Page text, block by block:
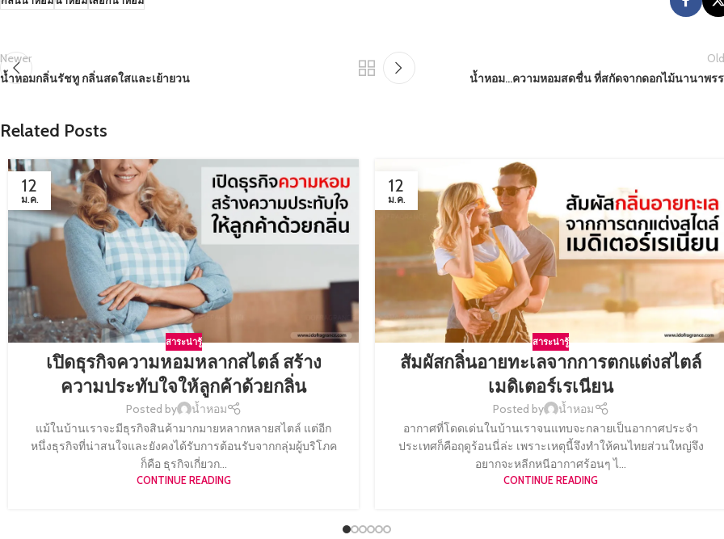
Newer
น้ำหอมกลิ่นรัชทู กลิ่นสดใสและเย้ายวน
น้ำหอม…ความหอมสดชื่น ที่สกัดจากดอกไม้นานาพร
Related Posts
12
ม.ค.
สาระน่ารู้
เปิดธุรกิจความหอมหลากสไตล์ สร้าง
ความประทับใจให้ลูกค้าด้วยกลิ่น
Posted by
น้ำหอม
แม้ในบ้านเราจะมีธุรกิจสินค้ามากมายหลากหลายสไตล์ แต่อีก
หนึ่งธุรกิจที่น่าสนใจและยังคงได้รับการต้อนรับจากกลุ่มผู้บริโภค
ก็คือ ธุรกิจเกี่ยวก...
CONTINUE READING
12
ม.ค.
สาระน่ารู้
สัมผัสกลิ่นอายทะเลจากการตกแต่งสไตล์
เมดิเตอร์เรเนียน
Posted by
น้ำหอม
อากาศที่โดดเด่นในบ้านเราจนแทบจะกลายเป็นอากาศประจำ
ประเทศก็คือฤดูร้อนนี่ล่ะ เพราะเหตุนี้จึงทำให้คนไทยส่วนใหญ่จึง
อยากจะหลีกหนีอากาศร้อนๆ ไ...
CONTINUE READING